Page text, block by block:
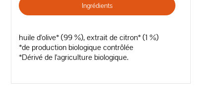
Ingrédients
huile d'olive* (99 %), extrait de citron* (1 %)
*de production biologique contrôlée
*Dérivé de l'agriculture biologique.